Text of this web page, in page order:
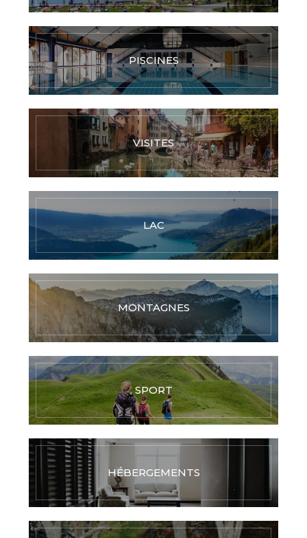
PISCINES
VISITES
LAC
MONTAGNES
SPORT
HÉBERGEMENTS